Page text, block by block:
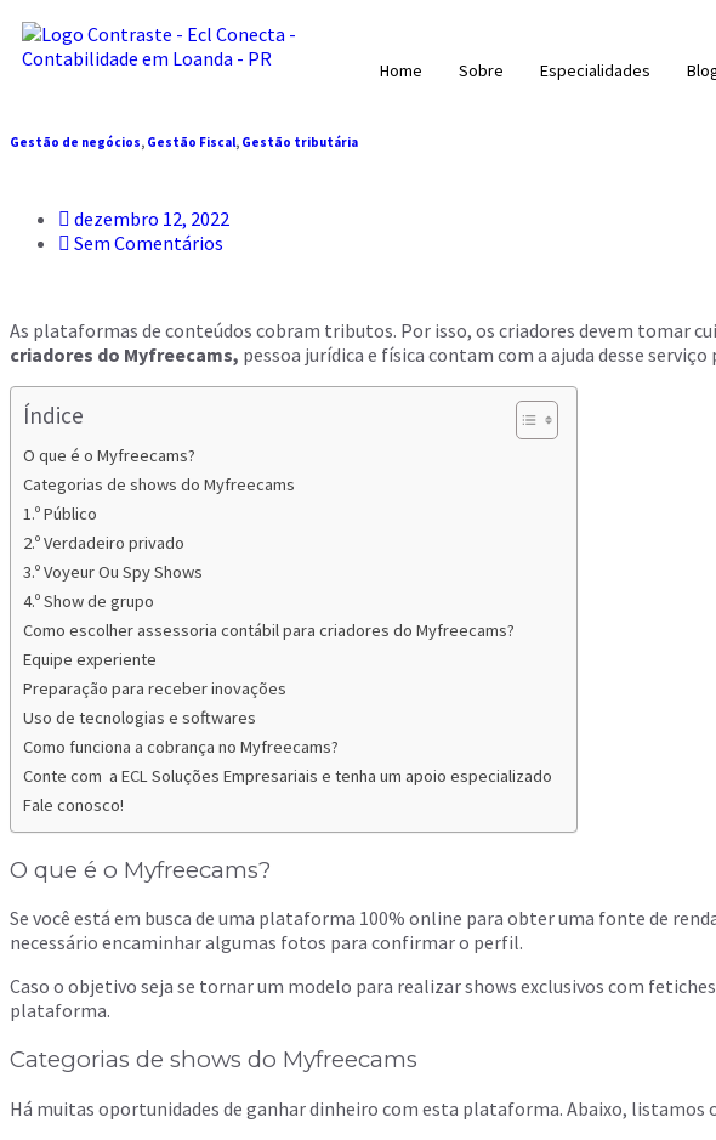
Home Sobre Especialidades
Gestão de negócios, Gestão Fiscal, Gestão tributária
dezembro 12, 2022
Sem Comentários
As plataformas de conteúdos cobram tributos. Por isso, os criadores devem tomar
criadores do Myfreecams, pessoa jurídica e física contam com a ajuda desse
Índice
O que é o Myfreecams?
Categorias de shows do Myfreecams
1.º Público
2.º Verdadeiro privado
3.º Voyeur Ou Spy Shows
4.º Show de grupo
Como escolher assessoria contábil para criadores do Myfreecams?
Equipe experiente
Preparação para receber inovações
Uso de tecnologias e softwares
Como funciona a cobrança no Myfreecams?
Conte com a ECL Soluções Empresariais e tenha um apoio especializado
Fale conosco!
O que é o Myfreecams?
Se você está em busca de uma plataforma 100% online para obter uma fonte de
necessário encaminhar algumas fotos para confirmar o perfil.
Caso o objetivo seja se tornar um modelo para realizar shows exclusivos com
plataforma.
Categorias de shows do Myfreecams
Há muitas oportunidades de ganhar dinheiro com esta plataforma. Abaixo,